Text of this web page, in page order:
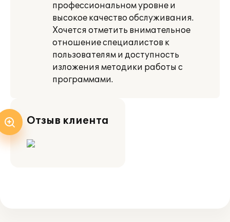
профессиональном уровне и
высокое качество обслуживания.
Хочется отметить внимательное
отношение специалистов к
пользователям и доступность
изложения методики работы с
программами.
Отзыв клиента